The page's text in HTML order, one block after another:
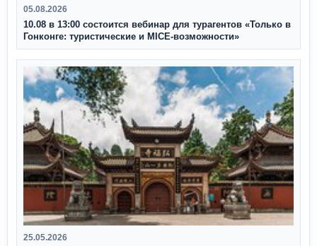
05.08.2026
10.08 в 13:00 состоится вебинар для турагентов «Только в
Гонконге: туристические и MICE-возможности»
25.05.2026